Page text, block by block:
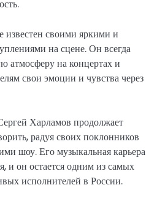
известен своими яркими и
на сцене. Он всегда
атмосферу на концертах и
свои эмоции и чувства через
Харламов продолжает
радуя своих поклонников
шоу. Его музыкальная карьера
и он остается одним из самых
исполнителей в России.